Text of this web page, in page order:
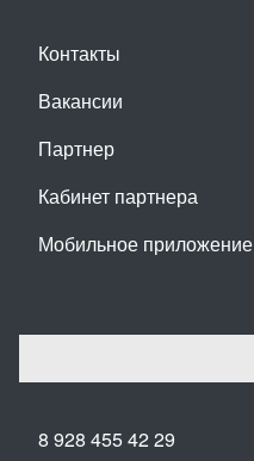
Контакты
Вакансии
Партнер
Кабинет партнера
Мобильное приложение
8 928 455 42 29